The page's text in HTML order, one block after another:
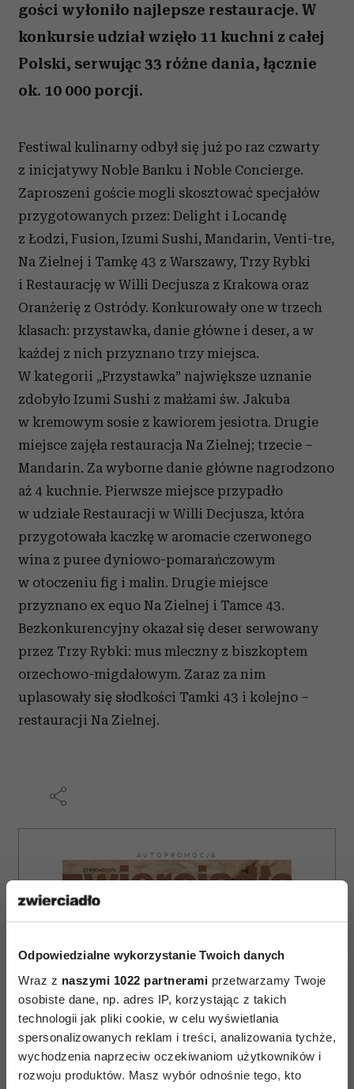
Odpowiedzialne wykorzystanie Twoich danych
Wraz z naszymi 1022 partnerami przetwarzamy Twoje
osobiste dane, np. adres IP, korzystając z takich
technologii jak pliki cookie, w celu wyświetlania
spersonalizowanych reklam i treści, analizowania tychże,
wychodzenia naprzeciw oczekiwaniom użytkowników i
rozwoju produktów. Masz wybór odnośnie tego, kto
gości wyłoniło najlepsze restauracje. W
konkursie udział wzięło 11 kuchni z całej
Polski, serwując 33 różne dania, łącznie
ok. 10 000 porcji.
Festiwal kulinarny odbył się już po raz czwarty
z inicjatywy Noble Banku i Noble Concierge.
Zaproszeni goście mogli skosztować specjałów
przygotowanych przez: Delight i Locandę
z Łodzi, Fusion, Izumi Sushi, Mandarin, Venti-tre,
Na Zielnej i Tamkę 43 z Warszawy, Trzy Rybki
i Restaurację w Willi Decjusza z Krakowa oraz
Oranżerię z Ostródy. Konkurowały one w trzech
klasach: przystawka, danie główne i deser, a w
każdej z nich przyznano trzy miejsca.
W kategorii „Przystawka” największe uznanie
zdobyło Izumi Sushi z małżami św. Jakuba
w kremowym sosie z kawiorem jesiotra. Drugie
miejsce zajęła restauracja Na Zielnej; trzecie –
Mandarin. Za wyborne danie główne nagrodzono
aż 4 kuchnie. Pierwsze miejsce przypadło
w udziale Restauracji w Willi Decjusza, która
przygotowała kaczkę w aromacie czerwonego
wina z puree dyniowo-pomarańczowym
w otoczeniu fig i malin. Drugie miejsce
przyznano ex equo Na Zielnej i Tamce 43.
Bezkonkurencyjny okazał się deser serwowany
przez Trzy Rybki: mus mleczny z biszkoptem
orzechowo-migdałowym. Zaraz za nim
uplasowały się słodkości Tamki 43 i kolejno –
restauracji Na Zielnej.
AUTOPROMOCJA